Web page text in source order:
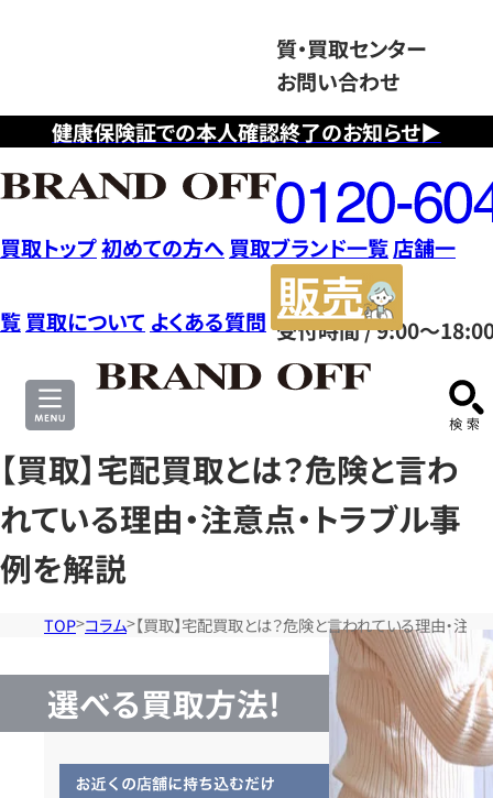
健康保険証での本人確認終了のお知らせ▶
質・買取センター
お問い合わせ
フ
リ
ー
ダ
イ
ヤ
ル
0120604117
受付時間 / 9:00～
買取トップ初めての方へ 買取ブランド一覧店舗一
覧 買取について よくある質問
サ
【買取】宅配買取とは？危険と言わ
れている理由・注意点・トラブル事
例を解説
TOP コラム 【買取】宅配買取とは？危険と言われている理由・注意
選べる買取方法!